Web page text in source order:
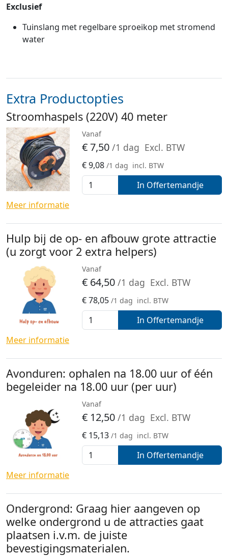
Exclusief
Tuinslang met regelbare sproeikop met stromend
water
Extra Productopties
Stroomhaspels (220V) 40 meter
Vanaf
€7,50 /1 dag Excl. BTW
€9,08 /1 dag incl. BTW
In Offertemandje
Meer informatie
Hulp bij de op- en afbouw grote attractie
(u zorgt voor 2 extra helpers)
Vanaf
€ 64,50 /1 dag Excl. BTW
€78,05 /1 dag incl. BTW
In Offertemandje
Meer informatie
Avonduren: ophalen na 18.00 uur of één
begeleider na 18.00 uur (per uur)
Vanaf
€ 12,50 /1 dag Excl. BTW
€ 15,13 /1 dag incl. BTW
In Offertemandje
Meer informatie
Ondergrond: Graag hier aangeven op
welke ondergrond u de attracties gaat
plaatsen i.v.m. de juiste
bevestigingsmaterialen.